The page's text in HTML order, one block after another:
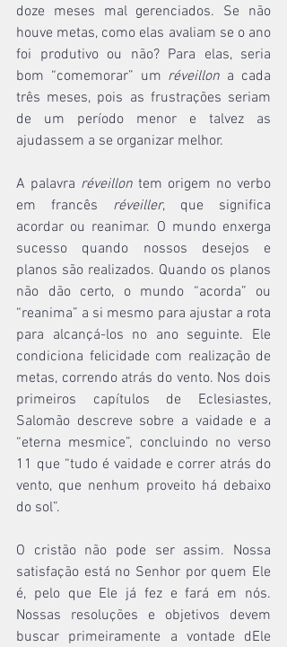
doze meses mal gerenciados. Se não
houve metas, como elas avaliam se o ano
foi produtivo ou não? Para elas, seria
bom “comemorar” um réveillon a cada
três meses, pois as frustrações seriam
de um período menor e talvez as
ajudassem a se organizar melhor.
A palavra réveillon tem origem no verbo
em francês réveiller, que significa
acordar ou reanimar. O mundo enxerga
sucesso quando nossos desejos e
planos são realizados. Quando os planos
não dão certo, o mundo “acorda” ou
“reanima” a si mesmo para ajustar a rota
para alcançá-los no ano seguinte. Ele
condiciona felicidade com realização de
metas, correndo atrás do vento. Nos dois
primeiros capítulos de Eclesiastes,
Salomão descreve sobre a vaidade e a
“eterna mesmice”, concluindo no verso
11 que “tudo é vaidade e correr atrás do
vento, que nenhum proveito há debaixo
do sol”.
O cristão não pode ser assim. Nossa
satisfação está no Senhor por quem Ele
é, pelo que Ele já fez e fará em nós.
Nossas resoluções e objetivos devem
buscar primeiramente a vontade dEle